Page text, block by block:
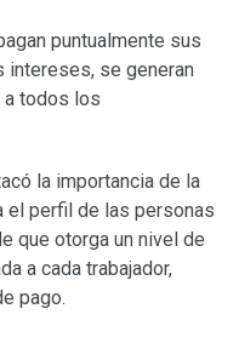
puntualmente sus
se generan
a todos los
la importancia de la
el perfil de las personas
que otorga un nivel de
a cada trabajador,
pago.